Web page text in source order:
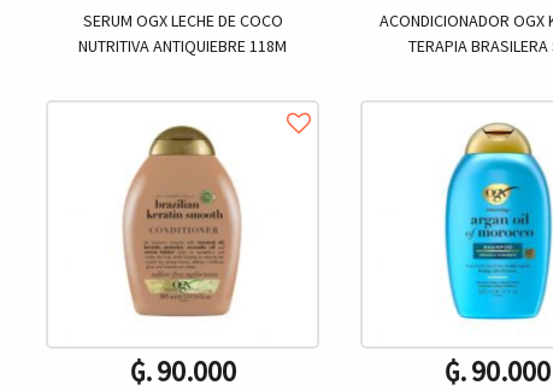
SERUM OGX LECHE DE COCO
NUTRITIVA ANTIQUIEBRE 118M
₲. 90.000
ACONDICIONADOR OGX
TERAPIA BRASILERA
₲. 90.000